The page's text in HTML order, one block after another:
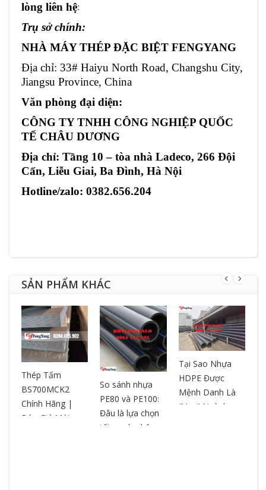
lòng liên hệ:
Trụ sở chính:
NHÀ MÁY THÉP ĐẶC BIỆT FENGYANG
Địa chỉ: 33# Haiyu North Road, Changshu City,
Jiangsu Province, China
Văn phòng đại diện:
CÔNG TY TNHH CÔNG NGHIỆP QUỐC
TẾ CHÂU DƯƠNG
Địa chỉ: Tầng 10 – tòa nhà Ladeco, 266 Đội
Cấn, Liễu Giai, Ba Đình, Hà Nội
Hotline/zalo: 0382.656.204
SẢN PHẨM KHÁC
Thép Tấm
BS700MCK2
Chính Hãng |
Báo Giá Mới
So sánh nhựa
PE80 và PE100:
Đâu là lựa chọn
tối ưu cho hệ
Tại Sao Nhựa
HDPE Được
Mệnh Danh Là
"Vua" Ngành